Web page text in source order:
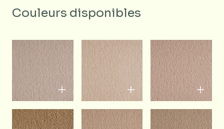
Couleurs disponibles